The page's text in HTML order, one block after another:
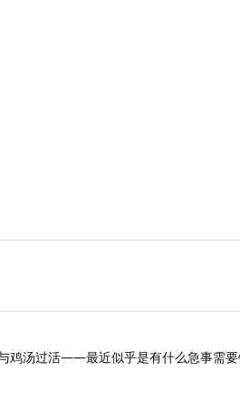
鸡汤过活——最近似乎是有什么急事需